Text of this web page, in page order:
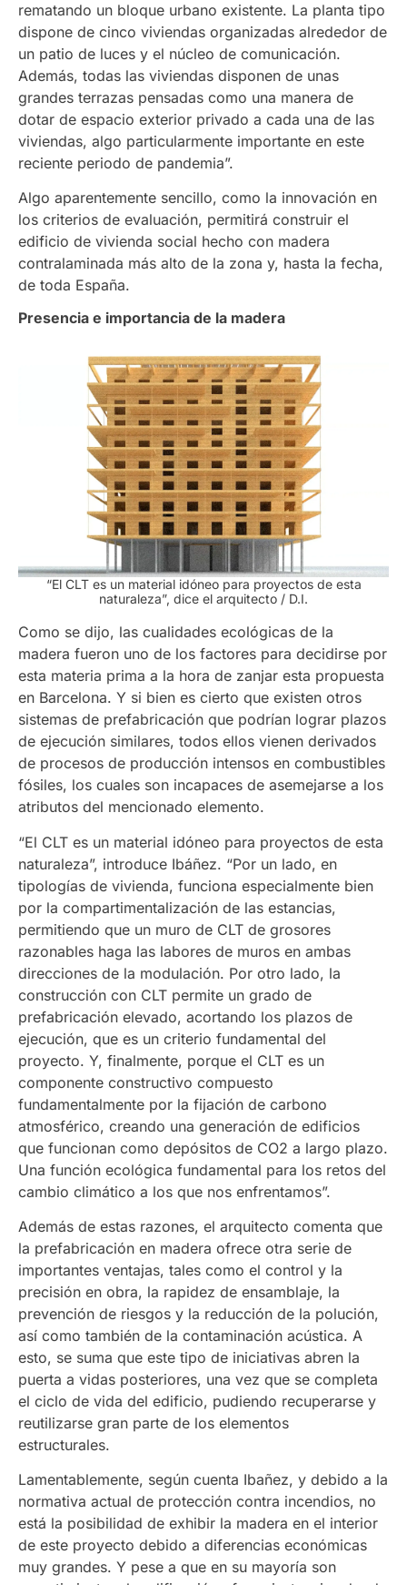
rematando un bloque urbano existente. La planta tipo
dispone de cinco viviendas organizadas alrededor de
un patio de luces y el núcleo de comunicación.
Además, todas las viviendas disponen de unas
grandes terrazas pensadas como una manera de
dotar de espacio exterior privado a cada una de las
viviendas, algo particularmente importante en este
reciente periodo de pandemia”.
Algo aparentemente sencillo, como la innovación en
los criterios de evaluación, permitirá construir el
edificio de vivienda social hecho con madera
contralaminada más alto de la zona y, hasta la fecha,
de toda España.
Presencia e importancia de la madera
“El CLT es un material idóneo para proyectos de esta
naturaleza”, dice el arquitecto / D.I.
Como se dijo, las cualidades ecológicas de la
madera fueron uno de los factores para decidirse por
esta materia prima a la hora de zanjar esta propuesta
en Barcelona. Y si bien es cierto que existen otros
sistemas de prefabricación que podrían lograr plazos
de ejecución similares, todos ellos vienen derivados
de procesos de producción intensos en combustibles
fósiles, los cuales son incapaces de asemejarse a los
atributos del mencionado elemento.
“El CLT es un material idóneo para proyectos de esta
naturaleza”, introduce Ibáñez. “Por un lado, en
tipologías de vivienda, funciona especialmente bien
por la compartimentalización de las estancias,
permitiendo que un muro de CLT de grosores
razonables haga las labores de muros en ambas
direcciones de la modulación. Por otro lado, la
construcción con CLT permite un grado de
prefabricación elevado, acortando los plazos de
ejecución, que es un criterio fundamental del
proyecto. Y, finalmente, porque el CLT es un
componente constructivo compuesto
fundamentalmente por la fijación de carbono
atmosférico, creando una generación de edificios
que funcionan como depósitos de CO2 a largo plazo.
Una función ecológica fundamental para los retos del
cambio climático a los que nos enfrentamos”.
Además de estas razones, el arquitecto comenta que
la prefabricación en madera ofrece otra serie de
importantes ventajas, tales como el control y la
precisión en obra, la rapidez de ensamblaje, la
prevención de riesgos y la reducción de la polución,
así como también de la contaminación acústica. A
esto, se suma que este tipo de iniciativas abren la
puerta a vidas posteriores, una vez que se completa
el ciclo de vida del edificio, pudiendo recuperarse y
reutilizarse gran parte de los elementos
estructurales.
Lamentablemente, según cuenta Ibañez, y debido a la
normativa actual de protección contra incendios, no
está la posibilidad de exhibir la madera en el interior
de este proyecto debido a diferencias económicas
muy grandes. Y pese a que en su mayoría son